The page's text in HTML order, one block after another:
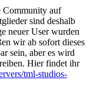
Community auf
sind deshalb
neuer User wurden
wir ab sofort dieses
sein, aber es wird
Hier findet ihr
tml-studios-